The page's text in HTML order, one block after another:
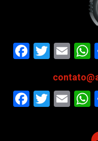
Facebook
Facebook